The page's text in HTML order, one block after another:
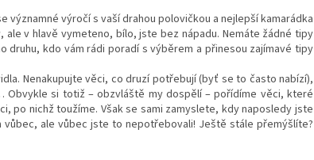
významné výročí s vaší drahou polovičkou a nejlepší kamarádka
v hlavě vymeteno, bílo, jste bez nápadu. Nemáte žádné tipy
druhu, kdo vám rádi poradí s výběrem a přinesou zajímavé tipy
Nenakupujte věci, co druzí potřebují (byť se to často nabízí),
si totiž – obzvláště my dospělí – pořídíme věci, které
po nichž toužíme. Však se sami zamyslete, kdy naposledy jste
ale vůbec jste to nepotřebovali! Ještě stále přemýšlíte?